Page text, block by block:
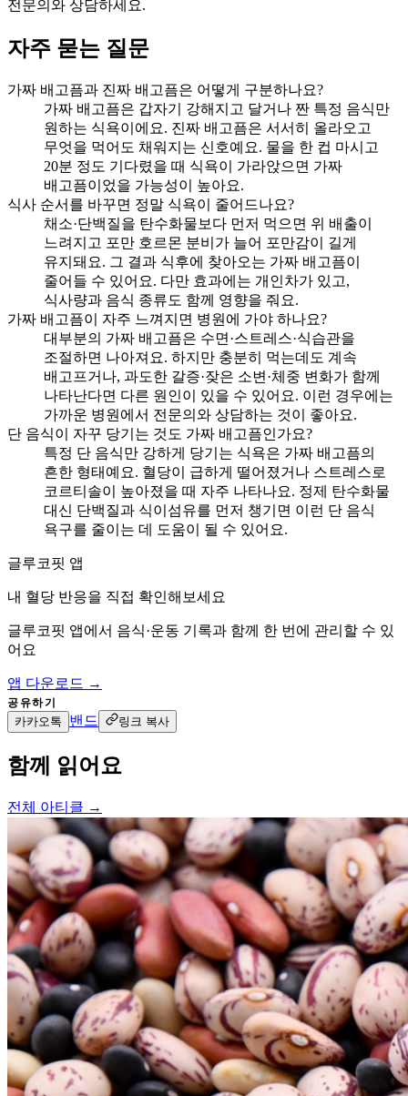
전문의와 상담하세요.
자주 묻는 질문
가짜 배고픔과 진짜 배고픔은 어떻게 구분하나요?
가짜 배고픔은 갑자기 강해지고 달거나 짠 특정 음식만
원하는 식욕이에요. 진짜 배고픔은 서서히 올라오고
무엇을 먹어도 채워지는 신호예요. 물을 한 컵 마시고
20분 정도 기다렸을 때 식욕이 가라앉으면 가짜
배고픔이었을 가능성이 높아요.
식사 순서를 바꾸면 정말 식욕이 줄어드나요?
채소·단백질을 탄수화물보다 먼저 먹으면 위 배출이
느려지고 포만 호르몬 분비가 늘어 포만감이 길게
유지돼요. 그 결과 식후에 찾아오는 가짜 배고픔이
줄어들 수 있어요. 다만 효과에는 개인차가 있고,
식사량과 음식 종류도 함께 영향을 줘요.
가짜 배고픔이 자주 느껴지면 병원에 가야 하나요?
대부분의 가짜 배고픔은 수면·스트레스·식습관을
조절하면 나아져요. 하지만 충분히 먹는데도 계속
배고프거나, 과도한 갈증·잦은 소변·체중 변화가 함께
나타난다면 다른 원인이 있을 수 있어요. 이런 경우에는
가까운 병원에서 전문의와 상담하는 것이 좋아요.
단 음식이 자꾸 당기는 것도 가짜 배고픔인가요?
특정 단 음식만 강하게 당기는 식욕은 가짜 배고픔의
흔한 형태예요. 혈당이 급하게 떨어졌거나 스트레스로
코르티솔이 높아졌을 때 자주 나타나요. 정제 탄수화물
대신 단백질과 식이섬유를 먼저 챙기면 이런 단 음식
욕구를 줄이는 데 도움이 될 수 있어요.
글루코핏 앱
내 혈당 반응을 직접 확인해보세요
글루코핏 앱에서 음식·운동 기록과 함께 한 번에 관리할 수 있
어요
앱 다운로드 →
공유하기
카카오톡 밴드 링크 복사
함께 읽어요
전체 아티클 →